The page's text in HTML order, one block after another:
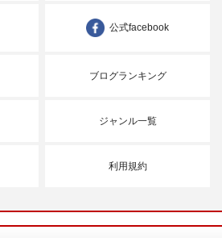
公式facebook
ブログランキング
ジャンル一覧
利用規約